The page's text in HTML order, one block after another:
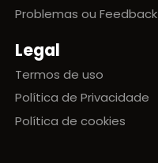
Problemas ou Feedback
Legal
Termos de uso
Política de Privacidade
Política de cookies